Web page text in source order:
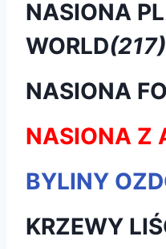
NASIONA
WORLD(217)
NASIONA
NASIONA Z
BYLINY
KRZEWY